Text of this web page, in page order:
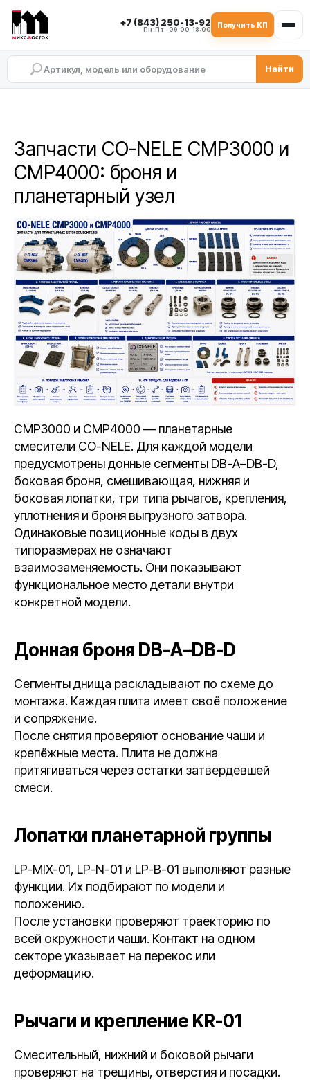
+7 (843) 250-13-92
Пн–Пт · 09:00–18:00
Получить КП
Найти
Запчасти CO-NELE CMP3000 и
CMP4000: броня и
планетарный узел
CMP3000 и CMP4000 — планетарные
смесители CO-NELE. Для каждой модели
предусмотрены донные сегменты DB-A–DB-D,
боковая броня, смешивающая, нижняя и
боковая лопатки, три типа рычагов, крепления,
уплотнения и броня выгрузного затвора.
Одинаковые позиционные коды в двух
типоразмерах не означают
взаимозаменяемость. Они показывают
функциональное место детали внутри
конкретной модели.
Донная броня DB-A–DB-D
Сегменты днища раскладывают по схеме до
монтажа. Каждая плита имеет своё положение
и сопряжение.
После снятия проверяют основание чаши и
крепёжные места. Плита не должна
притягиваться через остатки затвердевшей
смеси.
Лопатки планетарной группы
LP-MIX-01, LP-N-01 и LP-B-01 выполняют разные
функции. Их подбирают по модели и
положению.
После установки проверяют траекторию по
всей окружности чаши. Контакт на одном
секторе указывает на перекос или
деформацию.
Рычаги и крепление KR-01
Смесительный, нижний и боковой рычаги
проверяют на трещины, отверстия и посадки.